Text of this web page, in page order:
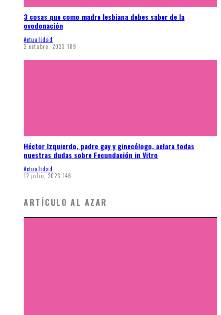
3 cosas que como madre lesbiana debes saber de la
ovodonación
Actualidad
2 octubre, 2023 189
Héctor Izquierdo, padre gay y ginecólogo, aclara todas
nuestras dudas sobre Fecundación in Vitro
Actualidad
12 julio, 2023 146
ARTÍCULO AL AZAR